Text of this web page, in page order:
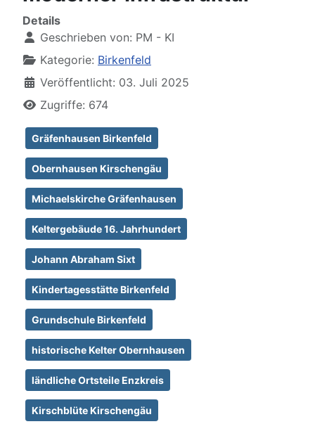
Details
Geschrieben von: PM - KI
Kategorie: Birkenfeld
Veröffentlicht: 03. Juli 2025
Zugriffe: 674
Gräfenhausen Birkenfeld
Obernhausen Kirschengäu
Michaelskirche Gräfenhausen
Keltergebäude 16. Jahrhundert
Johann Abraham Sixt
Kindertagesstätte Birkenfeld
Grundschule Birkenfeld
historische Kelter Obernhausen
ländliche Ortsteile Enzkreis
Kirschblüte Kirschengäu